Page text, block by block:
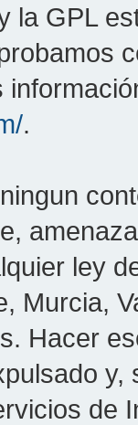
la GPL
.
ley
Murcia,
Hacer
de